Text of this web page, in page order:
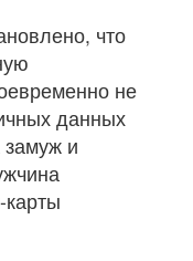
что
не
данных
и